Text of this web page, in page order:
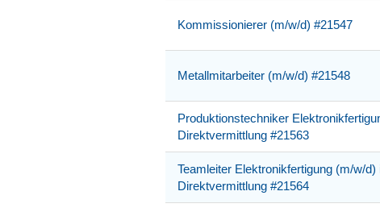
Kommissionierer (m/w/d) #21547
Metallmitarbeiter (m/w/d) #21548
Produktionstechniker
Direktvermittlung #21563
Teamleiter Elektronikfertigung (m/w/d)
Direktvermittlung #21564